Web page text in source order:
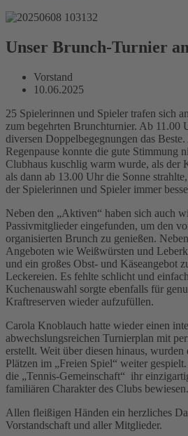
Unser Brunch-Turnier
Vorstand
10.06.2025
25 Spielerinnen und Spieler trafen sich
zum begehrten Brunchturnier. Ab 11.00
diversen Doppelbegegnungen das
Regenpause konnte die gute Stimmung
Clubhaus kuschlig warm wurde, als der
als dann ab 13.00 Uhr die Sonne
der Spielerinnen und Spieler immer
Neben den „Aktiven“ haben sich auch
Passivmitglieder eingefunden, um den
organisierten Brunch zu genießen.
Angeboten wie Weißwürsten und
und ein großes Obst- und Käseangebot
Leckereien. Es fehlte schlicht und
Kuchenauswahl sorgte ebenfalls für
Kraftreserven wieder aufzufüllen.
Carola Knoblauch hatte wieder einen
abwechslungsreichen Turnierplan mit
erstellt. Weit über diesen hinaus, wurden
Plätzen im „Freien Spiel“ weiter
die „Tennis-Gemeinschaft“ ihr
familiären Charakter des Clubs bewiesen.
Allen fleißigen Händen ein herzliches
Vorstandschaft und aller Mitglieder.